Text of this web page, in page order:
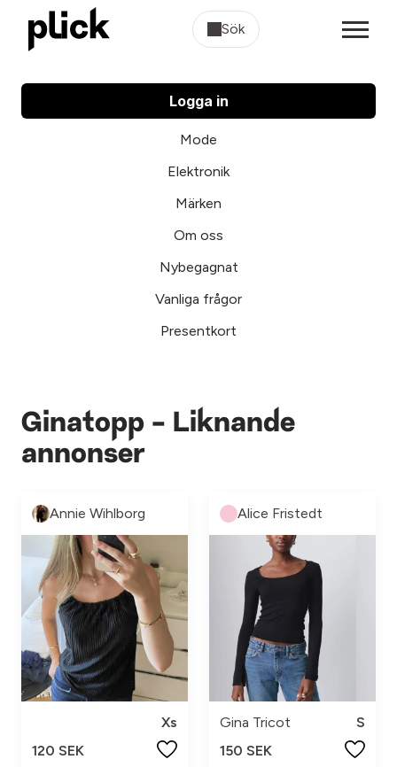
Sök
Logga in
Mode
Elektronik
Märken
Om oss
Nybegagnat
Vanliga frågor
Presentkort
Ginatopp - Liknande
annonser
Annie Wihlborg
Xs
120 SEK
Alice Fristedt
Gina Tricot
S
150 SEK